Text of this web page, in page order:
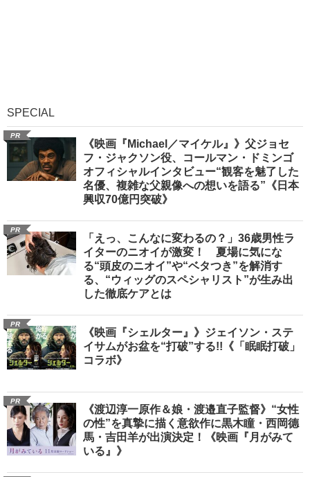
SPECIAL
PR
《映画『Michael／マイケル』》父ジョセ
フ・ジャクソン役、コールマン・ドミンゴ
オフィシャルインタビュー“観客を魅了した
名優、複雑な父親像への想いを語る”《日本
興収70億円突破》
PR
「えっ、こんなに変わるの？」36歳男性ラ
イターのニオイが激変！ 夏場に気にな
る“頭皮のニオイ”や“ベタつき”を解消す
る、“ウィッグのスペシャリスト”が生み出
した徹底ケアとは
PR
《映画『シェルター』》ジェイソン・ステ
イサムがお盆を“打破”する!!《「眠眠打破」
コラボ》
PR
《渡辺淳一原作＆娘・渡邉直子監督》“女性
の性”を真摯に描く意欲作に黒木瞳・西岡德
馬・吉田羊が出演決定！《映画『月がみて
いる』》